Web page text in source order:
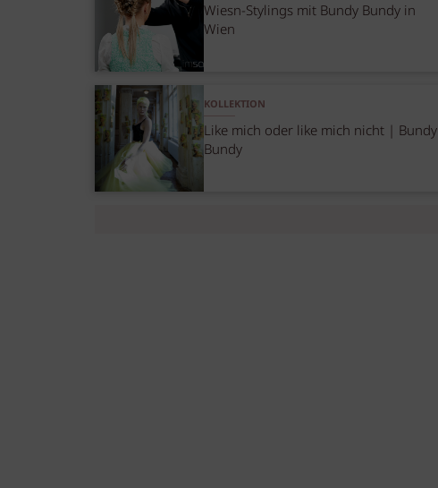
Wiesn-Stylings mit Bundy Bundy in
Wien
KOLLEKTION
Like mich oder like mich nicht | Bundy
Bundy